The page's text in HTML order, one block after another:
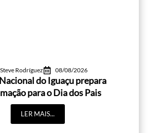
Steve Rodríguez 08/08/2026
do Iguaçu prepara
para o Dia dos Pais
LER MAIS...